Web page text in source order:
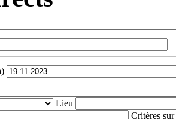
Lieu
Critères sur